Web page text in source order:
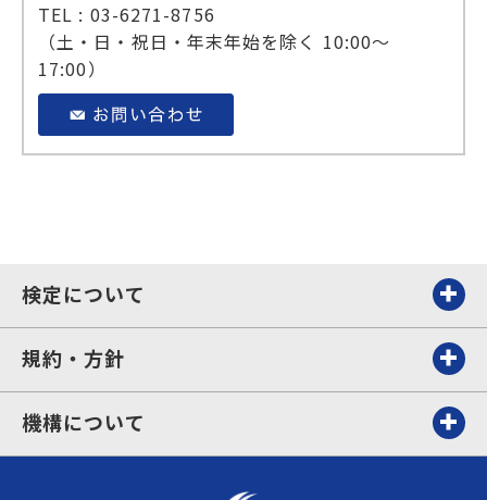
TEL : 03-6271-8756
（土・日・祝日・年末年始を除く 10:00～
17:00）
検定について
規約・方針
機構について